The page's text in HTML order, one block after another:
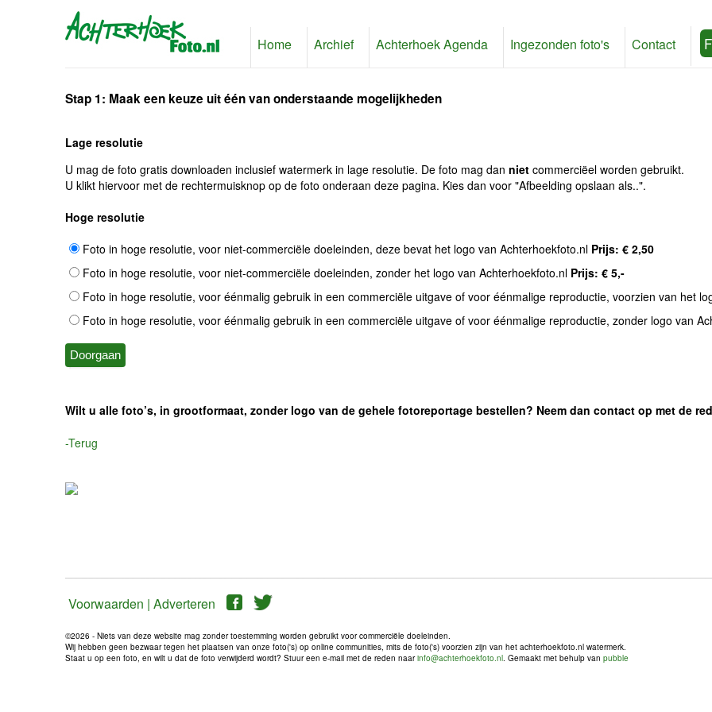
Home Archief Achterhoek Agenda Ingezonden foto's Contact
Stap 1: Maak een keuze uit één van onderstaande mogelijkheden
Lage resolutie
U mag de foto gratis downloaden inclusief watermerk in lage resolutie. De foto mag dan niet commerciëel worden gebruikt.
U klikt hiervoor met de rechtermuisknop op de foto onderaan deze pagina. Kies dan voor "Afbeelding opslaan als..".
Hoge resolutie
Foto in hoge resolutie, voor niet-commerciële doeleinden, deze bevat het logo van Achterhoekfoto.nl Prijs: € 2,50
Foto in hoge resolutie, voor niet-commerciële doeleinden, zonder het logo van Achterhoekfoto.nl Prijs: € 5,-
Foto in hoge resolutie, voor éénmalig gebruik in een commerciële uitgave of voor éénmalige reproductie, voorzien van het
Foto in hoge resolutie, voor éénmalig gebruik in een commerciële uitgave of voor éénmalige reproductie, zonder logo van
Wilt u alle foto’s, in grootformaat, zonder logo van de gehele fotoreportage bestellen? Neem dan contact op met de
-Terug
Voorwaarden | Adverteren
©2026 - Niets van deze website mag zonder toestemming worden gebruikt voor commerciële doeleinden.
Wij hebben geen bezwaar tegen het plaatsen van onze foto('s) op online communities, mits de foto('s) voorzien zijn van het achterhoekfoto.nl watermerk.
Staat u op een foto, en wilt u dat de foto verwijderd wordt? Stuur een e-mail met de reden naarinfo@achterhoekfoto.nl. Gemaakt met behulp van pubble